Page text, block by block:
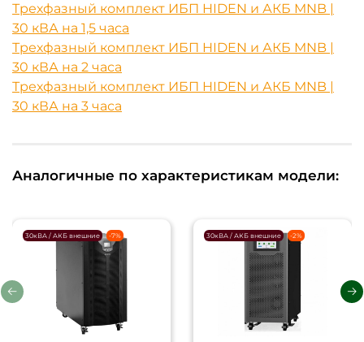
Трехфазный комплект ИБП HIDEN и АКБ MNB |
30 кВА на 1,5 часа
Трехфазный комплект ИБП HIDEN и АКБ MNB |
30 кВА на 2 часа
Трехфазный комплект ИБП HIDEN и АКБ MNB |
30 кВА на 3 часа
Аналогичные по характеристикам модели:
30кВА / АКБ внешние -7% 30кВА / АКБ внешние -2%